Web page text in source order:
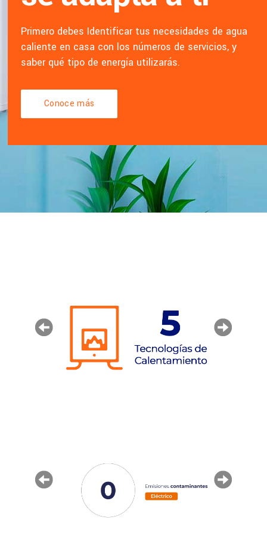
Primero debes Identificar tus necesidades de agua
caliente en casa con los números de servicios, y
saber qué tipo de energía utilizarás.
Conoce más